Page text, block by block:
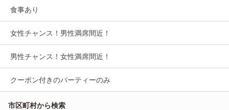
食事あり
女性チャンス！男性満席間近！
男性チャンス！女性満席間近！
クーポン付きのパーティーのみ
市区町村から検索